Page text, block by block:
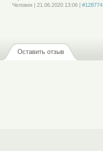
Человек | 21.06.2020 13:06| #128774
Оставить отзыв